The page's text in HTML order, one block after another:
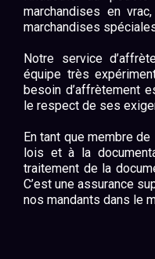
marchandises en
marchandises
Notre service
équipe très
besoin d’affrètement
le respect de ses
En tant que membre
lois et à la
traitement de la
C’est une assurance
nos mandants dans le